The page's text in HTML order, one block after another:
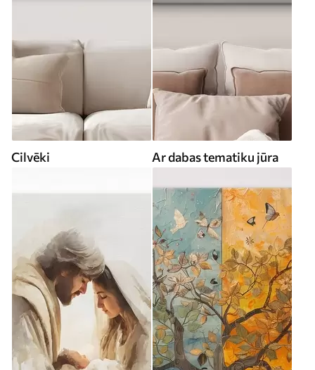
Cilvēki Ar dabas tematiku jūra